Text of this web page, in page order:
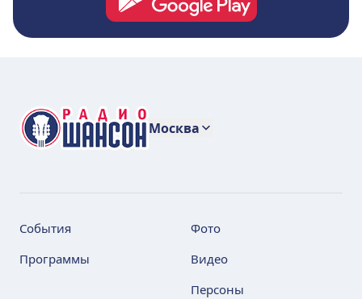
Москва
События
Программы
Фото
Видео
Персоны